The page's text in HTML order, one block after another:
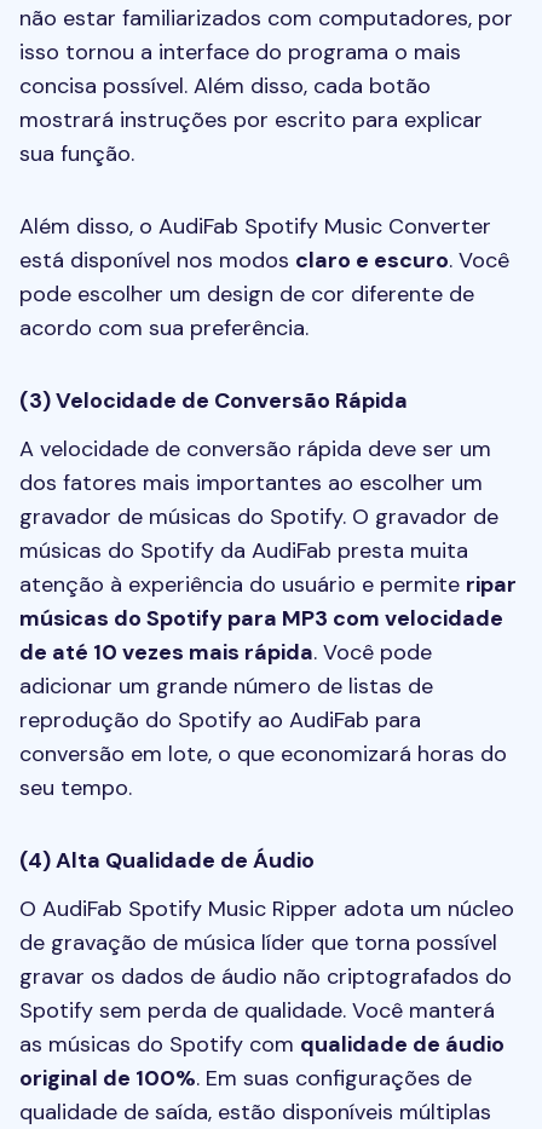
não estar familiarizados com computadores, por
isso tornou a interface do programa o mais
concisa possível. Além disso, cada botão
mostrará instruções por escrito para explicar
sua função.
Além disso, o AudiFab Spotify Music Converter
está disponível nos modos claro e escuro. Você
pode escolher um design de cor diferente de
acordo com sua preferência.
(3) Velocidade de Conversão Rápida
A velocidade de conversão rápida deve ser um
dos fatores mais importantes ao escolher um
gravador de músicas do Spotify. O gravador de
músicas do Spotify da AudiFab presta muita
atenção à experiência do usuário e permite ripar
músicas do Spotify para MP3 com velocidade
de até 10 vezes mais rápida. Você pode
adicionar um grande número de listas de
reprodução do Spotify ao AudiFab para
conversão em lote, o que economizará horas do
seu tempo.
(4) Alta Qualidade de Áudio
O AudiFab Spotify Music Ripper adota um núcleo
de gravação de música líder que torna possível
gravar os dados de áudio não criptografados do
Spotify sem perda de qualidade. Você manterá
as músicas do Spotify com qualidade de áudio
original de 100%. Em suas configurações de
qualidade de saída, estão disponíveis múltiplas